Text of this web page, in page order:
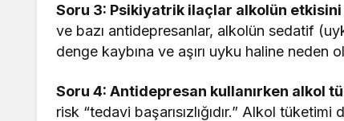
Soru 3: Psikiyatrik ilaçlar alkolün etkisini
ve bazı antidepresanlar, alkolün sedatif
denge kaybına ve aşırı uyku haline neden
Soru 4: Antidepresan kullanırken alkol
risk “tedavi başarısızlığıdır.” Alkol